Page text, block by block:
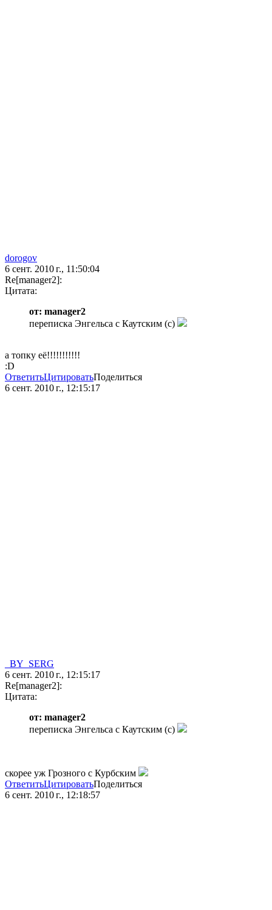
dorogov
6 сент. 2010 г., 11:50:04
Re[manager2]:
Цитата:
от: manager2
переписка Энгельса с Каутским (с)
a топку её!!!!!!!!!!!
:D
ОтветитьЦитироватьПоделиться
6 сент. 2010 г., 12:15:17
_BY_SERG
6 сент. 2010 г., 12:15:17
Re[manager2]:
Цитата:
от: manager2
переписка Энгельса с Каутским (с)
скорее уж Грозного с Курбским
ОтветитьЦитироватьПоделиться
6 сент. 2010 г., 12:18:57